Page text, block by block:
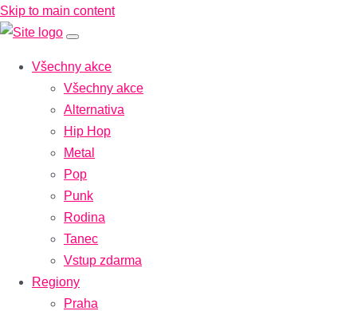
Skip to main content
Všechny akce
Všechny akce
Alternativa
Hip Hop
Metal
Pop
Punk
Rodina
Tanec
Vstup zdarma
Regiony
Praha